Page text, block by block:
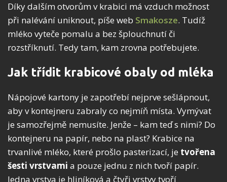
Díky dalším otvorům v krabici má vzduch možnost
při nalévání uniknout, píše web Smakosze. Tudíž
mléko vyteče pomalu a bez šplouchnutí či
rozstříknutí. Tedy tam, kam zrovna potřebujete.
Jak třídit krabicové obaly od mléka
Nápojové kartony je zapotřebí nejprve sešlápnout,
aby v kontejneru zabraly co nejmíň místa. Vymývat
je samozřejmě nemusíte. Jenže – kam teď s nimi? Do
kontejneru na papír, nebo na plast? Krabice na
trvanlivé mléko, které prošlo pasterizací, je tvořena
šesti vrstvami a pouze jednu z nich tvoří papír.
Jedna vrstva je hliníková a čtyři vrstvy tvoří